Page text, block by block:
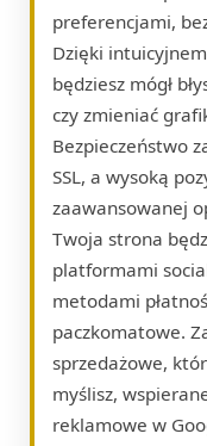
preferencjami,
Dzięki
będziesz mógł
czy zmieniać
Bezpieczeństwo
SSL, a wysoką
zaawansowanej
Twoja strona
platformami
metodami
paczkomatowe.
sprzedażowe,
myślisz,
reklamowe w